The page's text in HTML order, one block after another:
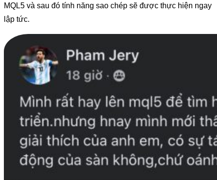
MQL5 và sau đó tính năng sao chép sẽ được thực hiện ngay
lập tức.